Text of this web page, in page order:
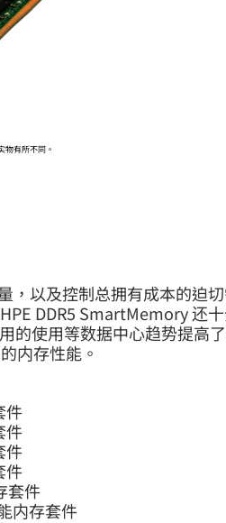
买
物有所不同。
以及控制总拥有成本的迫
DDR5 SmartMemory 还
使用等数据中心趋势提高
内存性能。
件
件
件
件
套件
内存套件